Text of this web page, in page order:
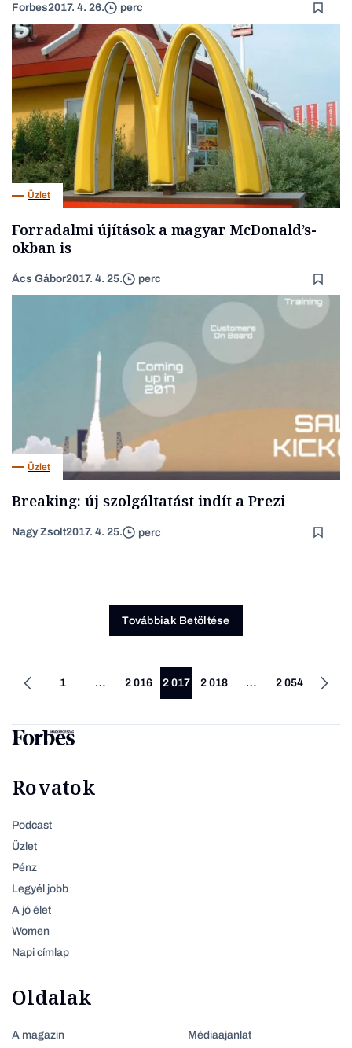
Forbes2017. 4. 26. perc
Üzlet
Forradalmi újítások a magyar McDonald’s-
okban is
Ács Gábor2017. 4. 25. perc
Üzlet
Breaking: új szolgáltatást indít a Prezi
Nagy Zsolt2017. 4. 25. perc
Továbbiak Betöltése
1 … 2 016 2 017 2 018 … 2 054
Rovatok
Podcast
Üzlet
Pénz
Legyél jobb
A jó élet
Women
Napi címlap
Oldalak
A magazin Médiaajanlat